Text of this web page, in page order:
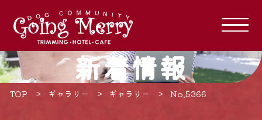
新着情報
TOP ギャラリー ギャラリー No.5366